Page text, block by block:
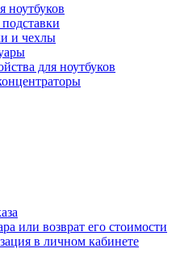
ноутбуков
и чехлы
для ноутбуков
или возврат его стоимости
в личном кабинете